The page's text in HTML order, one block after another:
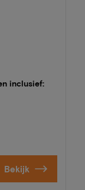
inclusief:
Bekijk